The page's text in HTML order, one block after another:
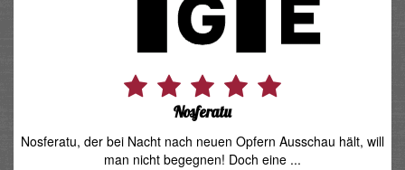
Nosferatu
Nosferatu, der bei Nacht nach neuen Opfern Ausschau hält, will
man nicht begegnen! Doch eine ...